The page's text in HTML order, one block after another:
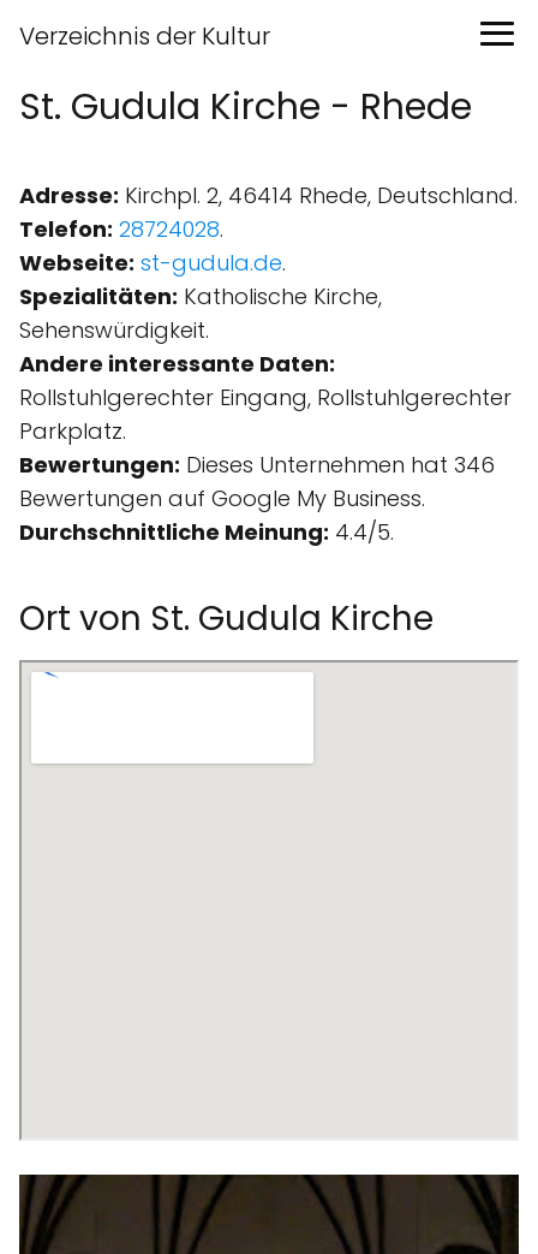
Verzeichnis der Kultur
St. Gudula Kirche - Rhede
Adresse: Kirchpl. 2, 46414 Rhede, Deutschland.
Telefon: 28724028.
Webseite: st-gudula.de.
Spezialitäten: Katholische Kirche,
Sehenswürdigkeit.
Andere interessante Daten:
Rollstuhlgerechter Eingang, Rollstuhlgerechter
Parkplatz.
Bewertungen: Dieses Unternehmen hat 346
Bewertungen auf Google My Business.
Durchschnittliche Meinung: 4.4/5.
Ort von St. Gudula Kirche